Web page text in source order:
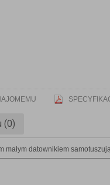
(0)
małym datownikiem